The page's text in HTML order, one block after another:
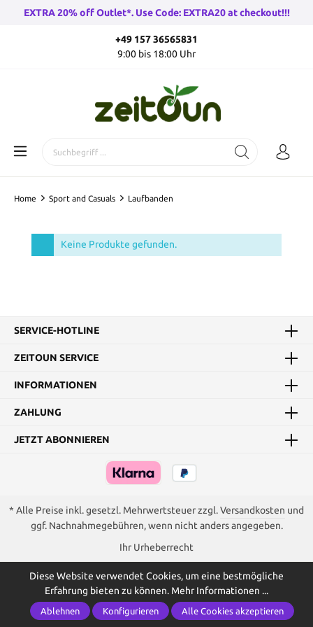
EXTRA 20% off Outlet*. Use Code: EXTRA20 at checkout!!!
+49 157 36565831
9:00 bis 18:00 Uhr
Home Sport and Casuals Laufbanden
Keine Produkte gefunden.
SERVICE-HOTLINE
ZEITOUN SERVICE
INFORMATIONEN
ZAHLUNG
JETZT ABONNIEREN
* Alle Preise inkl. gesetzl. Mehrwertsteuer zzgl.Versandkosten und
ggf. Nachnahmegebühren, wenn nicht anders angegeben.
Ihr Urheberrecht
Diese Website verwendet Cookies, um eine bestmögliche
Erfahrung bieten zu können. Mehr Informationen ...
Ablehnen Konfigurieren Alle Cookies akzeptieren